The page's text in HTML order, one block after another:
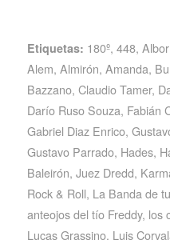
Etiquetas: 180º, 448,
Alem, Almirón, Amanda,
Bazzano, Claudio Tamer,
Darío Ruso Souza, Fabián
Gabriel Diaz Enrico,
Gustavo Parrado, Hades,
Baleirón, Juez Dredd,
Rock & Roll, La Banda de
anteojos del tío Freddy, los
Lucas Grassino, Luis